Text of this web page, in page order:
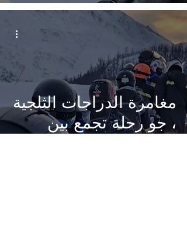
ترومسو، الشعب
السامي، تقاليد الشمال،
مغامرات الشتاء في
النرويج، الثقافة
النرويجية، الرحلات
السياحية
مغامرة الدراجات الثلجية
، جو رحلة تجمع بين